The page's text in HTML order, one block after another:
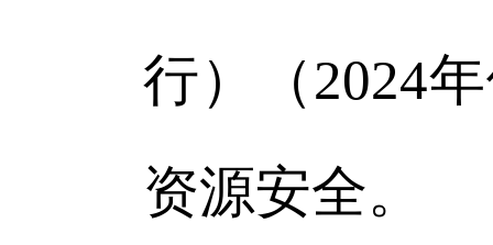
行）（2024
资源安全。